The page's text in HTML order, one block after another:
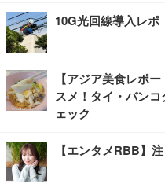
10G光回線導入レポ
【アジア美食レポ
スメ！タイ・バン
ェック
【エンタメRBB】